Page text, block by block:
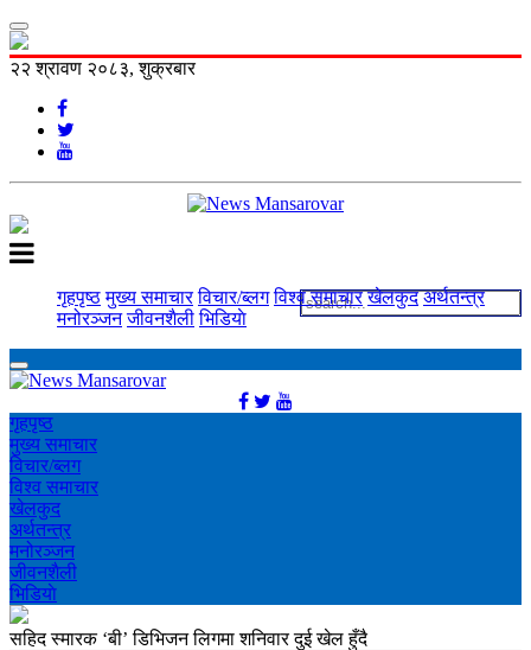
२२ श्रावण २०८३, शुक्रबार
गृहपृष्ठ मुख्य समाचार विचार/ब्लग विश्व समाचार खेलकुद अर्थतन्त्र
मनोरञ्‍जन जीवनशैली भिडियाे
गृहपृष्ठ
मुख्य समाचार
विचार/ब्लग
विश्व समाचार
खेलकुद
अर्थतन्त्र
मनोरञ्‍जन
जीवनशैली
भिडियाे
सहिद स्मारक ‘बी’ डिभिजन लिगमा शनिवार दुई खेल हुँदै